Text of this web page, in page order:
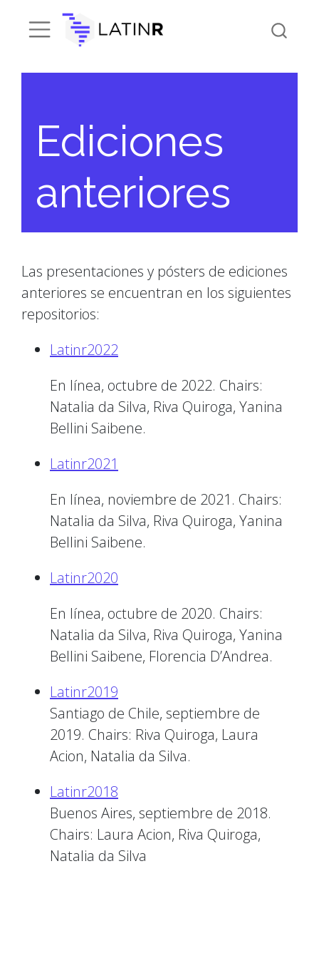
Ediciones
anteriores
Las presentaciones y pósters de ediciones
anteriores se encuentran en los siguientes
repositorios:
Latinr2022
En línea, octubre de 2022. Chairs:
Natalia da Silva, Riva Quiroga, Yanina
Bellini Saibene.
Latinr2021
En línea, noviembre de 2021. Chairs:
Natalia da Silva, Riva Quiroga, Yanina
Bellini Saibene.
Latinr2020
En línea, octubre de 2020. Chairs:
Natalia da Silva, Riva Quiroga, Yanina
Bellini Saibene, Florencia D’Andrea.
Latinr2019
Santiago de Chile, septiembre de
2019. Chairs: Riva Quiroga, Laura
Acion, Natalia da Silva.
Latinr2018
Buenos Aires, septiembre de 2018.
Chairs: Laura Acion, Riva Quiroga,
Natalia da Silva